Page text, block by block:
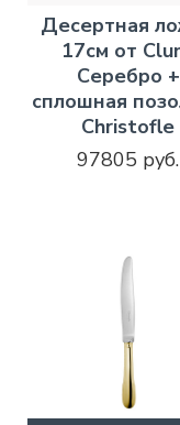
Десертная
17см от
Серебро +
сплошная
Christofle
97805 руб.